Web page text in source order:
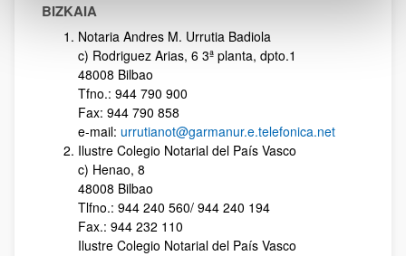
BIZKAIA
Notaria Andres M. Urrutia Badiola
c) Rodriguez Arias, 6 3ª planta, dpto.1
48008 Bilbao
Tfno.: 944 790 900
Fax: 944 790 858
e-mail: urrutianot@garmanur.e.telefonica.net
Ilustre Colegio Notarial del País Vasco
c) Henao, 8
48008 Bilbao
Tlfno.: 944 240 560/ 944 240 194
Fax.: 944 232 110
Ilustre Colegio Notarial del País Vasco